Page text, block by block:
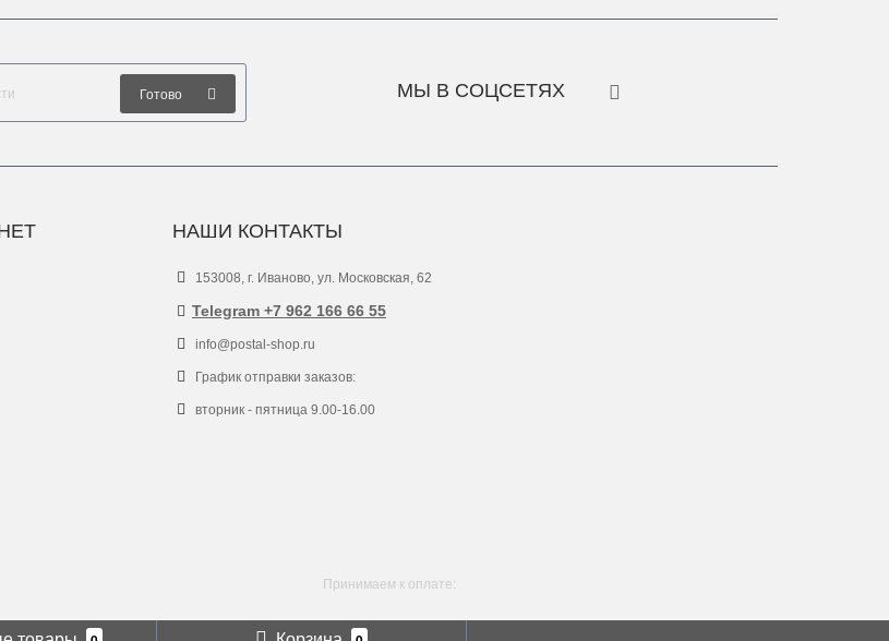
Готово МЫ В СОЦСЕТЯХ
НАШИ КОНТАКТЫ
153008, г. Иваново, ул. Московская, 62
Telegram +7 962 166 66 55
info@postal-shop.ru
График отправки заказов:
вторник - пятница 9.00-16.00
Принимаем к оплате: